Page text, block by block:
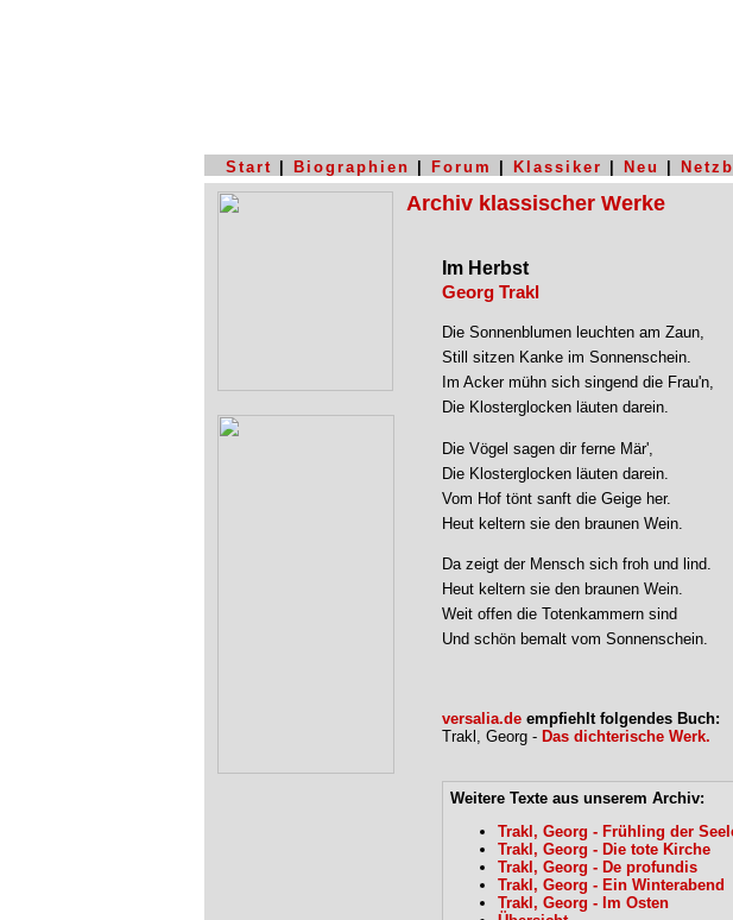
Start Biographien Forum Klassiker Neu
Archiv klassischer Werke
Im Herbst
Georg Trakl
Die Sonnenblumen leuchten am Zaun,
Still sitzen Kanke im Sonnenschein.
Im Acker mühn sich singend die Frau'n,
Die Klosterglocken läuten darein.
Die Vögel sagen dir ferne Mär',
Die Klosterglocken läuten darein.
Vom Hof tönt sanft die Geige her.
Heut keltern sie den braunen Wein.
Da zeigt der Mensch sich froh und lind.
Heut keltern sie den braunen Wein.
Weit offen die Totenkammern sind
Und schön bemalt vom Sonnenschein.
versalia.de empfiehlt folgendes Buch:
Trakl, Georg - Das dichterische Werk.
Weitere Texte aus unserem Archiv:
Trakl, Georg - Frühling der
Trakl, Georg - Die tote Kirche
Trakl, Georg - De profundis
Trakl, Georg - Ein Winterabend
Trakl, Georg - Im Osten